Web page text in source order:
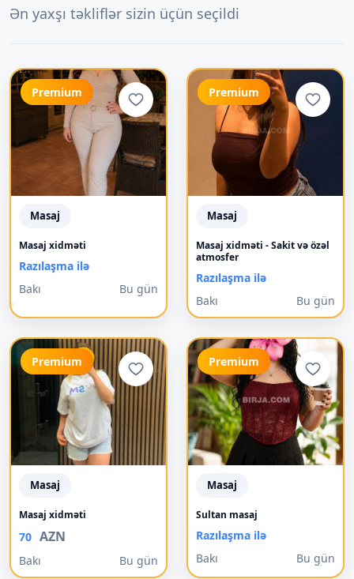
Ən yaxşı təkliflər sizin üçün seçildi
Premium
Masaj
Masaj xidməti
Razılaşma ilə
Bakı
Bu gün
Premium
Masaj
Masaj xidməti - Sakit və özəl
atmosfer
Razılaşma ilə
Bakı
Bu gün
Premium
Masaj
Masaj xidməti
70 AZN
Bakı Bu gün
Premium
Masaj
Sultan masaj
Razılaşma ilə
Bakı
Bu gün